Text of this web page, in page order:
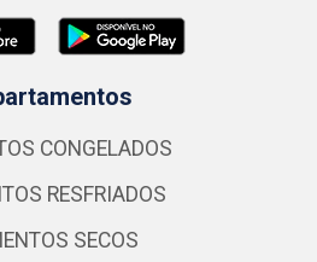
CONGELADOS
RESFRIADOS
SECOS